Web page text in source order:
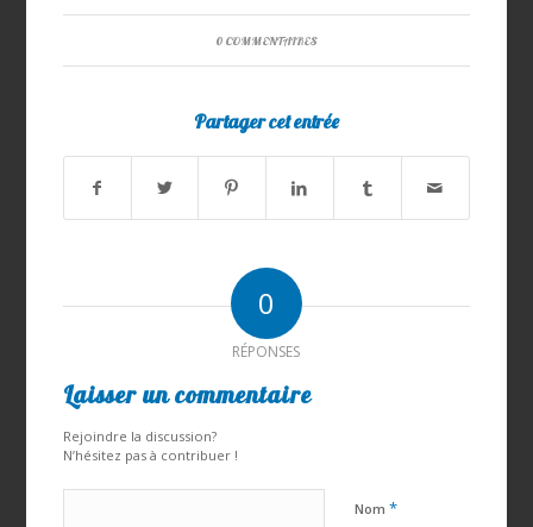
0 COMMENTAIRES
Partager cet entrée
0
RÉPONSES
Laisser un commentaire
Rejoindre la discussion?
N’hésitez pas à contribuer !
Nom *